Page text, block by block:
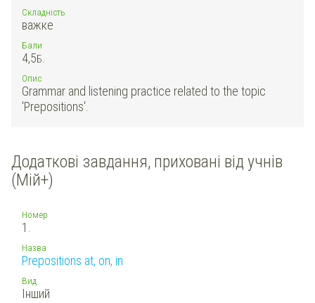
Складність
важке
Бали
4,5Б.
Опис
Grammar and listening practice related to the topic
'Prepositions'.
Додаткові завдання, приховані від учнів
(Мій+)
Номер
1.
Назва
Prepositions at, on, in
Вид
Інший